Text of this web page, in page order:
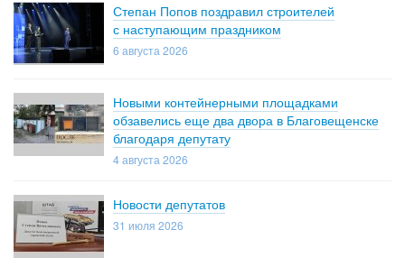
Степан Попов поздравил строителей
с наступающим праздником
6 августа 2026
Новыми контейнерными площадками
обзавелись еще два двора в Благовещенске
благодаря депутату
4 августа 2026
Новости депутатов
31 июля 2026